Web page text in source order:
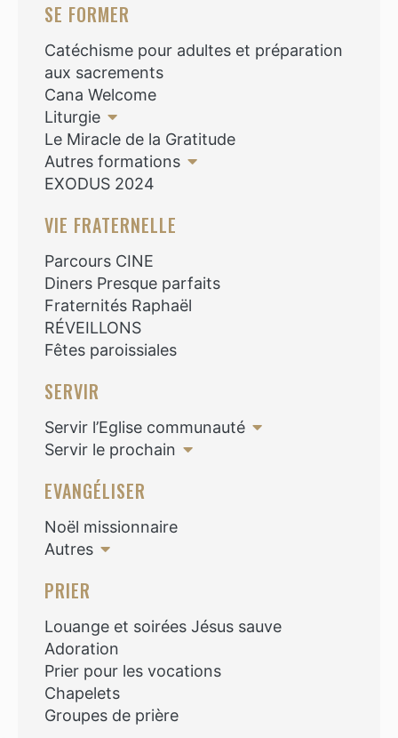
SE FORMER
Catéchisme pour adultes et préparation
aux sacrements
Cana Welcome
Liturgie
Le Miracle de la Gratitude
Autres formations
EXODUS 2024
VIE FRATERNELLE
Parcours CINE
Diners Presque parfaits
Fraternités Raphaël
RÉVEILLONS
Fêtes paroissiales
SERVIR
Servir l’Eglise communauté
Servir le prochain
EVANGÉLISER
Noël missionnaire
Autres
PRIER
Louange et soirées Jésus sauve
Adoration
Prier pour les vocations
Chapelets
Groupes de prière